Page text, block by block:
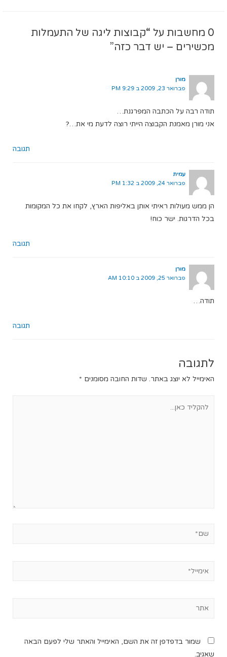
0 מחשבות על “קבוצות ליגה של התעמלות
מכשירים – יש דבר כזה”
מורן
פברואר 23, 2009 ב 9:29 PM
תודה רבה על הכתבה המפרגנת…
אני מורן מאמנת הקבוצה הייתי רוצה לדעת מי את…?
תגובה
עמית
פברואר 24, 2009 ב 1:32 PM
הן ממש מעולות ראיתי אותן באליפות הארץ, לקחו את כל המקומות
בכל הדרגות. ישר כוח!
תגובה
מורן
פברואר 25, 2009 ב 10:10 AM
תודה…
תגובה
לתגובה
האימייל לא יוצג באתר. שדות החובה מסומנים *
שמור בדפדפן זה את השם, האימייל והאתר שלי לפעם הבאה
שאגיב.